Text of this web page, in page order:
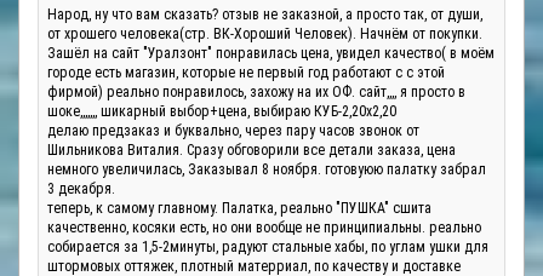
Народ, ну что вам сказать? отзыв не заказной, а просто так, от души,
от хрошего человека(стр. ВК-Хороший Человек). Начнём от покупки.
Зашёл на сайт "Уралзонт" понравилась цена, увидел качество( в моём
городе есть магазин, которые не первый год работают с с этой
фирмой) реально понравилось, захожу на их ОФ. сайт,,,, я просто в
шоке,,,,,,, шикарный выбор+цена, выбираю КУБ-2,20х2,20
делаю предзаказ и буквально, через пару часов звонок от
Шильникова Виталия. Сразу обговорили все детали заказа, цена
немного увеличилась, Заказывал 8 ноября. готовуюю палатку забрал
3 декабря.
теперь, к самому главному. Палатка, реально "ПУШКА" сшита
качественно, косяки есть, но они вообще не принципиальны. реально
собирается за 1,5-2минуты, радуют стальные хабы, по углам ушки для
штормовых оттяжек, плотный матерриал, по качеству и доставке